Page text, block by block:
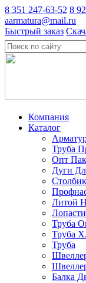
8 351 247-63-52 8
aarmatura@mail.ru
Быстрый заказ
Компания
Каталог
Труба
Опт
Дуги
Литой
Труба
Труба
Труба
Балка